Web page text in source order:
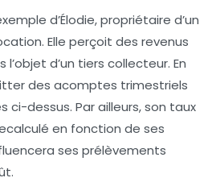
d’Élodie, propriétaire d’un
Elle perçoit des revenus
d’un tiers collecteur. En
des acomptes trimestriels
ci-dessus. Par ailleurs, son taux
en fonction de ses
ses prélèvements